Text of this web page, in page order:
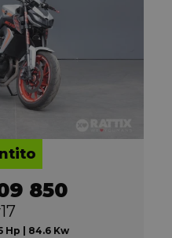
850
Hp | 84.6 Kw